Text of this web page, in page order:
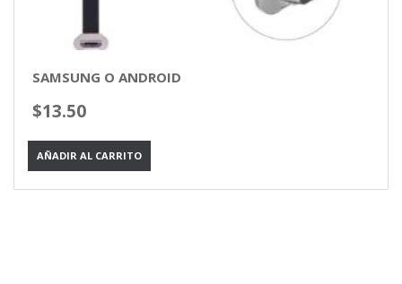
SAMSUNG O ANDROID
$13.50
AÑADIR AL CARRITO